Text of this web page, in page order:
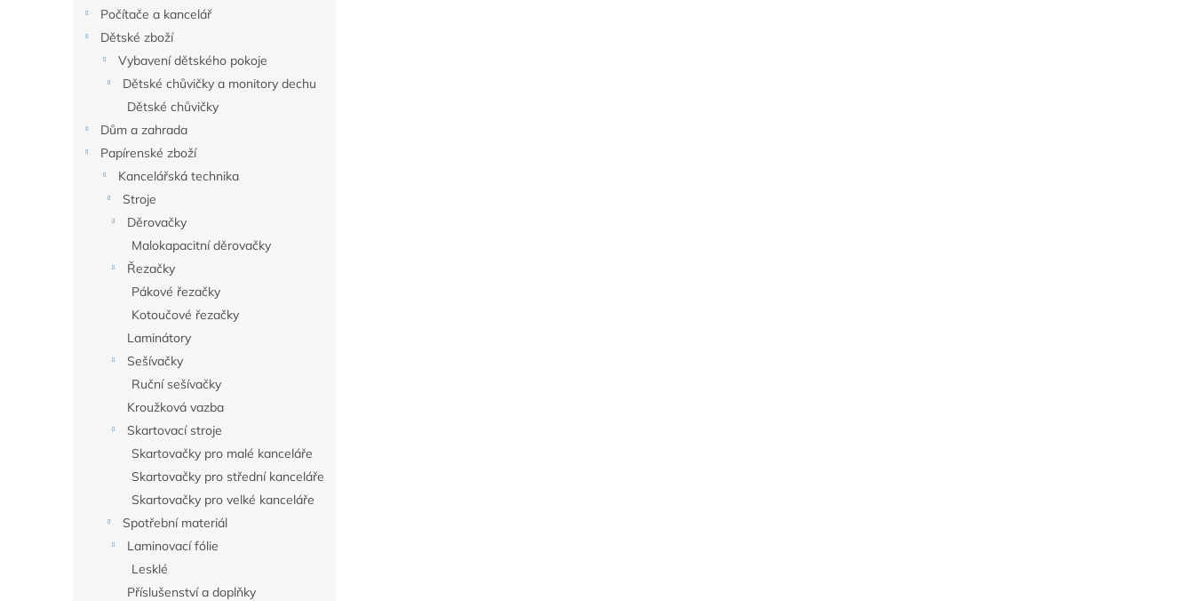
Počítače a kancelář
Dětské zboží
Vybavení dětského pokoje
Dětské chůvičky a monitory dechu
Dětské chůvičky
Dům a zahrada
Papírenské zboží
Kancelářská technika
Stroje
Děrovačky
Malokapacitní děrovačky
Řezačky
Pákové řezačky
Kotoučové řezačky
Laminátory
Sešívačky
Ruční sešívačky
Kroužková vazba
Skartovací stroje
Skartovačky pro malé kanceláře
Skartovačky pro střední kanceláře
Skartovačky pro velké kanceláře
Spotřební materiál
Laminovací fólie
Lesklé
Příslušenství a doplňky